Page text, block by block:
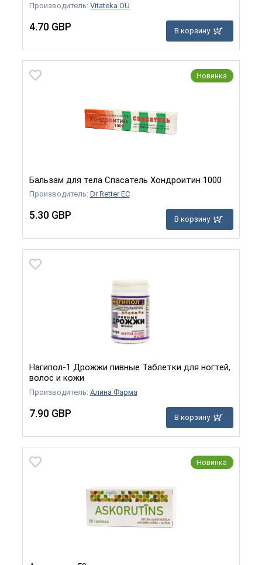
Производитель: Vitateka OÜ
4.70 GBP В корзину
Новинка
Бальзам для тела Спасатель Хондроитин 1000
Производитель: Dr Retter EC
5.30 GBP В корзину
Нагипол-1 Дрожжи пивные Таблетки для ногтей,
волос и кожи
Производитель: Алина Фарма
7.90 GBP В корзину
Новинка